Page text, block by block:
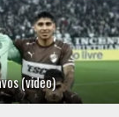
(video)